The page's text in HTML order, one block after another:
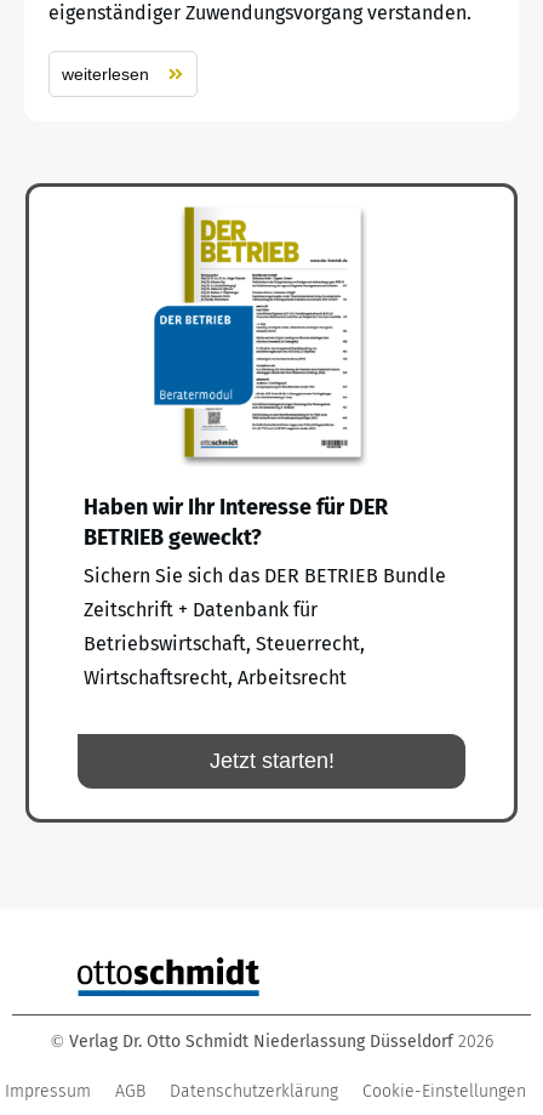
eigenständiger Zuwendungsvorgang verstanden.
weiterlesen
Haben wir Ihr Interesse für DER
BETRIEB geweckt?
Sichern Sie sich das DER BETRIEB Bundle
Zeitschrift + Datenbank für
Betriebswirtschaft, Steuerrecht,
Wirtschaftsrecht, Arbeitsrecht
Jetzt starten!
© Verlag Dr. Otto Schmidt Niederlassung Düsseldorf 2026
Impressum AGB Datenschutzerklärung
Cookie-Einstellungen